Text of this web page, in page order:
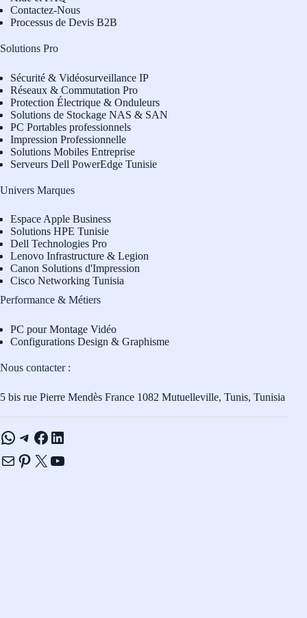
Contactez-Nous
Processus de Devis B2B
Solutions Pro
Sécurité & Vidéosurveillance IP
Réseaux & Commutation Pro
Protection Électrique & Onduleurs
Solutions de Stockage NAS & SAN
PC Portables professionnels
Impression Professionnelle
Solutions Mobiles Entreprise
Serveurs Dell PowerEdge Tunisie
Univers Marques
Espace Apple Business
Solutions HPE Tunisie
Dell Technologies Pro
Lenovo Infrastructure & Legion
Canon Solutions d'Impression
Cisco Networking Tunisia
Performance & Métiers
PC pour Montage Vidéo
Configurations Design & Graphisme
Nous contacter :
5 bis rue Pierre Mendès France 1082 Mutuelleville, Tunis, Tunisia
WhatsApp
Telegram
Facebook
LinkedIn
E-mailPinterest
X YouTube